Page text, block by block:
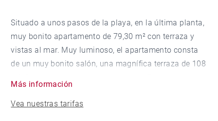
Situado a unos pasos de la playa, en la última planta,
muy bonito apartamento de 79,30 m² con terraza y
vistas al mar. Muy luminoso, el apartamento consta
de un muy bonito salón, una magnífica terraza de 108
Más información
Vea nuestras tarifas